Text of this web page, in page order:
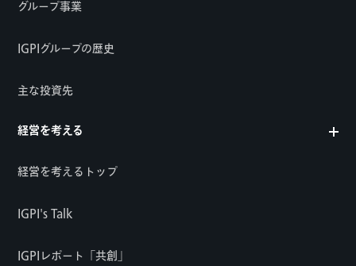
グループ事業
IGPIグループの歴史
主な投資先
経営を考える
経営を考えるトップ
IGPI's Talk
IGPIレポート「共創」